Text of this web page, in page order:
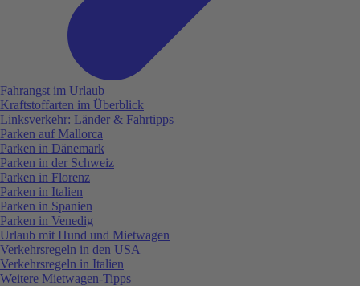
Fahrangst im Urlaub
Kraftstoffarten im Überblick
Linksverkehr: Länder & Fahrtipps
Parken auf Mallorca
Parken in Dänemark
Parken in der Schweiz
Parken in Florenz
Parken in Italien
Parken in Spanien
Parken in Venedig
Urlaub mit Hund und Mietwagen
Verkehrsregeln in den USA
Verkehrsregeln in Italien
Weitere Mietwagen-Tipps